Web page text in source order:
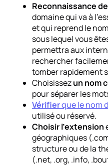
Reconnaissance
domaine qui va à
et qui reprend le
sous lequel vous
permettra aux
rechercher
tomber rapidement
Choisissezun nom
pour séparer les
Vérifierque le nom
utilisé ou réservé.
Choisir l’extension
géographiques
structure ou de la
(.net, .org, .info,